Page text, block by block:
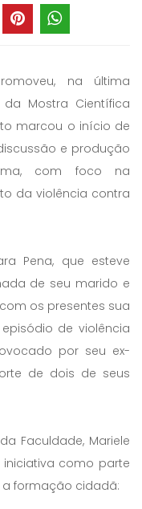
na última
Mostra Científica
marcou o início de
e produção
com foco na
da violência contra
Pena, que esteve
de seu marido e
os presentes sua
de violência
por seu ex-
de dois de seus
Faculdade, Mariele
como parte
formação cidadã: